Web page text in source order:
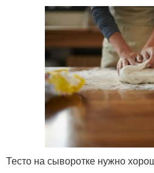
Тесто на сыворотке нужно